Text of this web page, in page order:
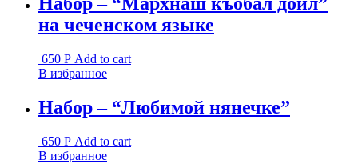
на чеченском языке
650 Р Add to cart
В избранное
Набор – “Любимой нянечке”
650 Р Add to cart
В избранное